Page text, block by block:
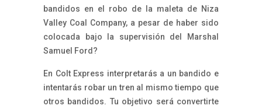
bandidos en el robo de la maleta de Niza
Valley Coal Company, a pesar de haber sido
colocada bajo la supervisión del Marshal
Samuel Ford?
En Colt Express interpretarás a un bandido e
intentarás robar un tren al mismo tiempo que
otros bandidos. Tu objetivo será convertirte